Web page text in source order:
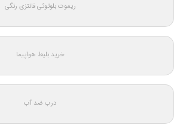
ریموت بلوتوثی فانتزی رنگی
خرید بلیط هواپیما
درب ضد آب